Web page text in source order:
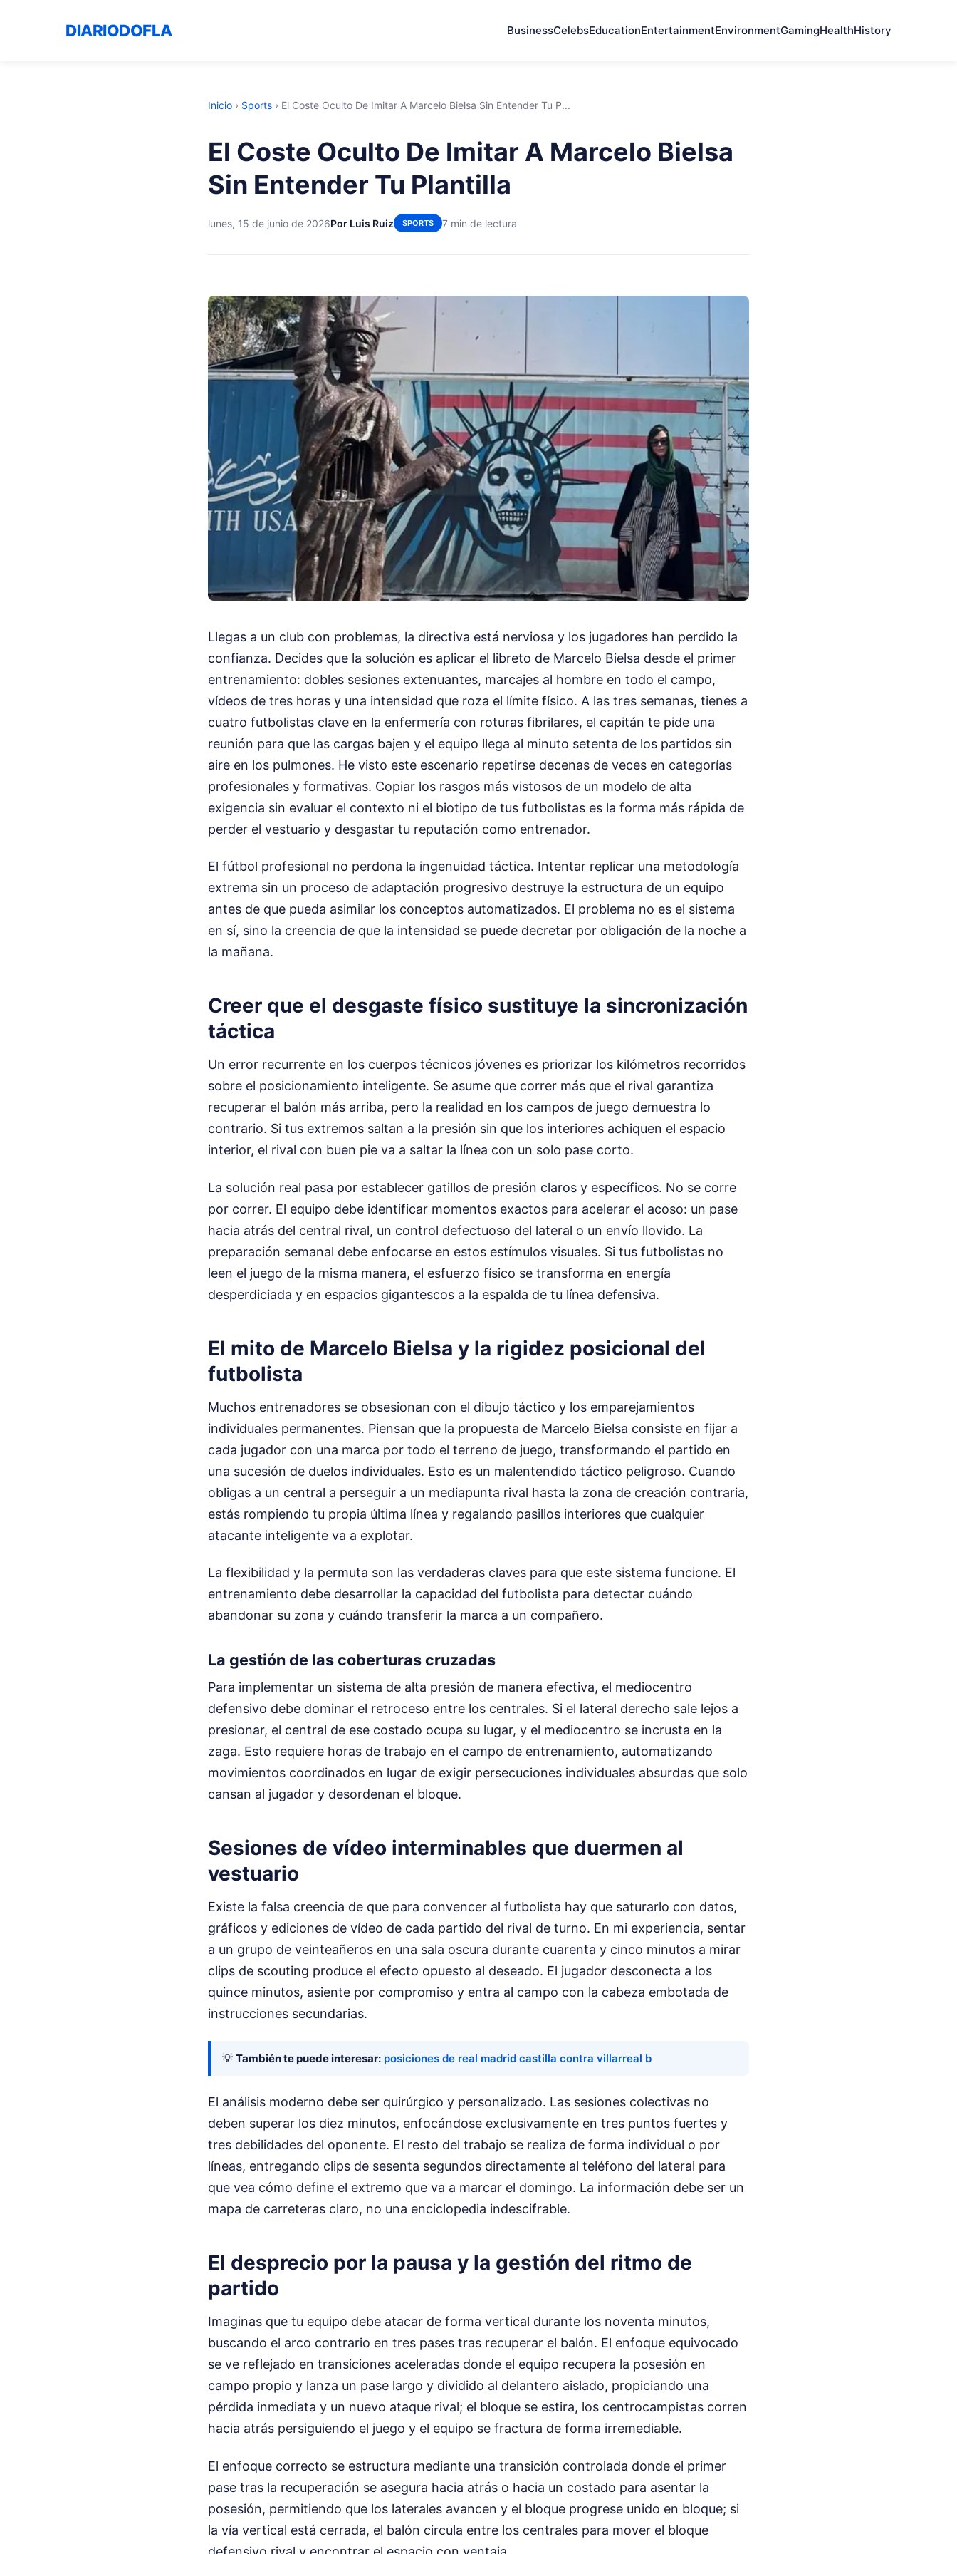
DIARIODOFLA BusinessCelebsEducationEntertainmentEnvironmentGamingHealthHistory
Inicio › Sports › El Coste Oculto De Imitar A Marcelo Bielsa Sin Entender Tu P...
El Coste Oculto De Imitar A Marcelo Bielsa
Sin Entender Tu Plantilla
lunes, 15 de junio de 2026Por Luis Ruiz SPORTS 7 min de lectura
Llegas a un club con problemas, la directiva está nerviosa y los jugadores han perdido la
confianza. Decides que la solución es aplicar el libreto de Marcelo Bielsa desde el primer
entrenamiento: dobles sesiones extenuantes, marcajes al hombre en todo el campo,
vídeos de tres horas y una intensidad que roza el límite físico. A las tres semanas, tienes a
cuatro futbolistas clave en la enfermería con roturas fibrilares, el capitán te pide una
reunión para que las cargas bajen y el equipo llega al minuto setenta de los partidos sin
aire en los pulmones. He visto este escenario repetirse decenas de veces en categorías
profesionales y formativas. Copiar los rasgos más vistosos de un modelo de alta
exigencia sin evaluar el contexto ni el biotipo de tus futbolistas es la forma más rápida de
perder el vestuario y desgastar tu reputación como entrenador.
El fútbol profesional no perdona la ingenuidad táctica. Intentar replicar una metodología
extrema sin un proceso de adaptación progresivo destruye la estructura de un equipo
antes de que pueda asimilar los conceptos automatizados. El problema no es el sistema
en sí, sino la creencia de que la intensidad se puede decretar por obligación de la noche a
la mañana.
Creer que el desgaste físico sustituye la sincronización
táctica
Un error recurrente en los cuerpos técnicos jóvenes es priorizar los kilómetros recorridos
sobre el posicionamiento inteligente. Se asume que correr más que el rival garantiza
recuperar el balón más arriba, pero la realidad en los campos de juego demuestra lo
contrario. Si tus extremos saltan a la presión sin que los interiores achiquen el espacio
interior, el rival con buen pie va a saltar la línea con un solo pase corto.
La solución real pasa por establecer gatillos de presión claros y específicos. No se corre
por correr. El equipo debe identificar momentos exactos para acelerar el acoso: un pase
hacia atrás del central rival, un control defectuoso del lateral o un envío llovido. La
preparación semanal debe enfocarse en estos estímulos visuales. Si tus futbolistas no
leen el juego de la misma manera, el esfuerzo físico se transforma en energía
desperdiciada y en espacios gigantescos a la espalda de tu línea defensiva.
El mito de Marcelo Bielsa y la rigidez posicional del
futbolista
Muchos entrenadores se obsesionan con el dibujo táctico y los emparejamientos
individuales permanentes. Piensan que la propuesta de Marcelo Bielsa consiste en fijar a
cada jugador con una marca por todo el terreno de juego, transformando el partido en
una sucesión de duelos individuales. Esto es un malentendido táctico peligroso. Cuando
obligas a un central a perseguir a un mediapunta rival hasta la zona de creación contraria,
estás rompiendo tu propia última línea y regalando pasillos interiores que cualquier
atacante inteligente va a explotar.
La flexibilidad y la permuta son las verdaderas claves para que este sistema funcione. El
entrenamiento debe desarrollar la capacidad del futbolista para detectar cuándo
abandonar su zona y cuándo transferir la marca a un compañero.
La gestión de las coberturas cruzadas
Para implementar un sistema de alta presión de manera efectiva, el mediocentro
defensivo debe dominar el retroceso entre los centrales. Si el lateral derecho sale lejos a
presionar, el central de ese costado ocupa su lugar, y el mediocentro se incrusta en la
zaga. Esto requiere horas de trabajo en el campo de entrenamiento, automatizando
movimientos coordinados en lugar de exigir persecuciones individuales absurdas que solo
cansan al jugador y desordenan el bloque.
Sesiones de vídeo interminables que duermen al
vestuario
Existe la falsa creencia de que para convencer al futbolista hay que saturarlo con datos,
gráficos y ediciones de vídeo de cada partido del rival de turno. En mi experiencia, sentar
a un grupo de veinteañeros en una sala oscura durante cuarenta y cinco minutos a mirar
clips de scouting produce el efecto opuesto al deseado. El jugador desconecta a los
quince minutos, asiente por compromiso y entra al campo con la cabeza embotada de
instrucciones secundarias.
💡 También te puede interesar: posiciones de real madrid castilla contra villarreal b
El análisis moderno debe ser quirúrgico y personalizado. Las sesiones colectivas no
deben superar los diez minutos, enfocándose exclusivamente en tres puntos fuertes y
tres debilidades del oponente. El resto del trabajo se realiza de forma individual o por
líneas, entregando clips de sesenta segundos directamente al teléfono del lateral para
que vea cómo define el extremo que va a marcar el domingo. La información debe ser un
mapa de carreteras claro, no una enciclopedia indescifrable.
El desprecio por la pausa y la gestión del ritmo de
partido
Imaginas que tu equipo debe atacar de forma vertical durante los noventa minutos,
buscando el arco contrario en tres pases tras recuperar el balón. El enfoque equivocado
se ve reflejado en transiciones aceleradas donde el equipo recupera la posesión en
campo propio y lanza un pase largo y dividido al delantero aislado, propiciando una
pérdida inmediata y un nuevo ataque rival; el bloque se estira, los centrocampistas corren
hacia atrás persiguiendo el juego y el equipo se fractura de forma irremediable.
El enfoque correcto se estructura mediante una transición controlada donde el primer
pase tras la recuperación se asegura hacia atrás o hacia un costado para asentar la
posesión, permitiendo que los laterales avancen y el bloque progrese unido en bloque; si
la vía vertical está cerrada, el balón circula entre los centrales para mover el bloque